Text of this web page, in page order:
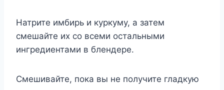
Натрите имбирь и куркуму, а затем
смешайте их со всеми остальными
ингредиентами в блендере.
Смешивайте, пока вы не получите гладкую